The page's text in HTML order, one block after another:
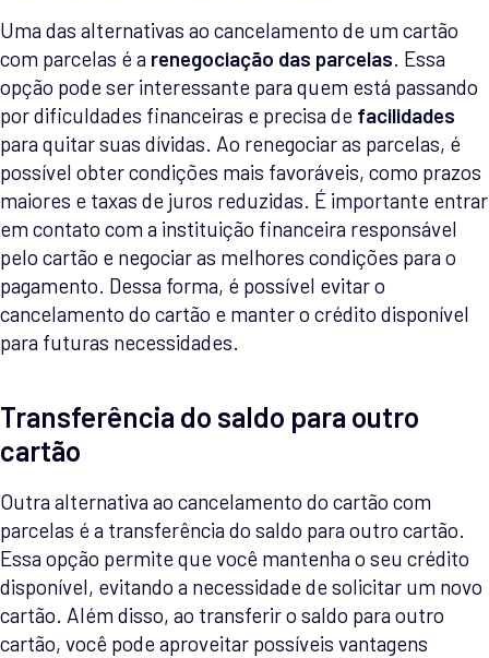
Uma das alternativas ao cancelamento de um cartão
com parcelas é a renegociação das parcelas. Essa
opção pode ser interessante para quem está passando
por dificuldades financeiras e precisa de facilidades
para quitar suas dívidas. Ao renegociar as parcelas, é
possível obter condições mais favoráveis, como prazos
maiores e taxas de juros reduzidas. É importante entrar
em contato com a instituição financeira responsável
pelo cartão e negociar as melhores condições para o
pagamento. Dessa forma, é possível evitar o
cancelamento do cartão e manter o crédito disponível
para futuras necessidades.
Transferência do saldo para outro
cartão
Outra alternativa ao cancelamento do cartão com
parcelas é a transferência do saldo para outro cartão.
Essa opção permite que você mantenha o seu crédito
disponível, evitando a necessidade de solicitar um novo
cartão. Além disso, ao transferir o saldo para outro
cartão, você pode aproveitar possíveis vantagens